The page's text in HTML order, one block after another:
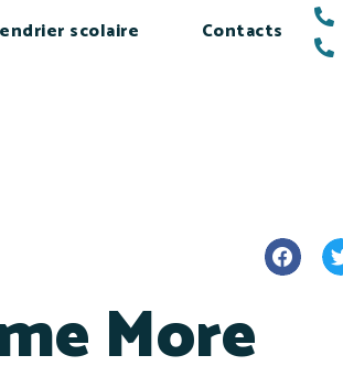
scolaire Contacts
More